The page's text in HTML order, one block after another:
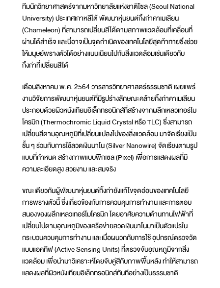
ทีมนักวิทยาศาสตร์จากมหาวิทยาลัยแห่งชาติโซล (Seoul National
University) ประเทศเกาหลีใต้ พัฒนาหุ่นยนต์กิ้งก่าคาเมเลียน
(Chameleon) ที่สามารถเปลี่ยนสีได้ตามสภาพแวดล้อมที่เคลื่อนที่
ผ่านได้สำเร็จ และนี่อาจเป็นจุดกำเนิดของเทคโนโลยีสุดท้าทายซึ่งช่วย
ให้มนุษย์พรางตัวได้อย่างแนบเนียนไปกับสิ่งแวดล้อมเช่นเดียวกับ
กิ้งก่าที่เปลี่ยนสีได้
เดือนสิงหาคม พ.ศ. 2564 วารสารวิทยาศาสตร์ธรรมชาติ เผยแพร่
งานวิจัยการพัฒนาหุ่นยนต์ที่มีรูปร่างลักษณะคล้ายกิ้งก่าคาเมเลียน
ประกอบด้วยผิวหนังเทียมอิเล็กทรอนิกส์ที่สร้างจากผลึกเหลวเทอร์โม
โครมิก (Thermochromic Liquid Crystal หรือ TLC) ซึ่งสามารถ
เปลี่ยนสีตามอุณหภูมิที่เปลี่ยนแปลงไปของสิ่งแวดล้อม มาจัดเรียงเป็น
ชั้น ๆ ร่วมกับการใช้ลวดเงินนาโน (Silver Nanowire) จัดเรียงตามรูป
แบบที่กำหนด สร้างภาพแบบพิกเซล (Pixel) เพื่อการแสดงผลที่มี
ความละเอียดสูง สวยงาม และสมจริง
ขณะเดียวกันผู้พัฒนาหุ่นยนต์กิ้งก่ายังแก้ไขจุดอ่อนของเทคโนโลยี
การพรางตัวนี้ ซึ่งเกี่ยวข้องกับการควบคุมการทำงาน และการตอบ
สนองของผลึกเหลวเทอร์โมโครมิก โดยอาศัยความต้านทานไฟฟ้าที่
เปลี่ยนไปตามอุณหภูมิของเครือข่ายลวดเงินนาโนมาเป็นตัวแปรใน
กระบวนควบคุมการทำงาน และเมื่อผนวกกับการใช้ อุปกรณ์ตรวจวัด
แบบแอคทีฟ (Active Sensing Units) ที่ตรวจจับอุณหภูมิจากสิ่ง
แวดล้อม เพื่อนำมาวิเคราะห์โดยจับคู่สีกับภาพพื้นหลัง ทำให้สามารถ
แสดงผลที่ผิวหนังเทียมอิเล็กทรอนิกส์ทันทีอย่างเป็นธรรมชาติ